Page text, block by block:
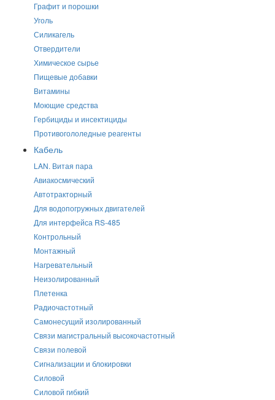
Графит и порошки
Уголь
Силикагель
Отвердители
Химическое сырье
Пищевые добавки
Витамины
Моющие средства
Гербициды и инсектициды
Противогололедные реагенты
Кабель
LAN. Витая пара
Авиакосмический
Автотракторный
Для водопогружных двигателей
Для интерфейса RS-485
Контрольный
Монтажный
Нагревательный
Неизолированный
Плетенка
Радиочастотный
Самонесущий изолированный
Связи магистральный высокочастотный
Связи полевой
Сигнализации и блокировки
Силовой
Силовой гибкий